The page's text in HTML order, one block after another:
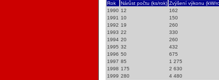
Rok Nárůst počtu (ks/rok) Zvýšení výkonu (kW/
1990 12
162
1991
10
150
1992 19
260
1993 22
330
1994 20
260
1995 32
432
1996 50
675
1997 85
1 275
1998 175
2 630
1999 280 4 480